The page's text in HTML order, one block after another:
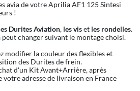
avia de votre Aprilia AF1 125 Sintesi
!
Durites Aviation, les viset les rondelles.
changer suivant le montage choisi.
modifier la couleur des flexibles et
des Durites de frein.
d'un Kit Avant+Arrière, après
adresse de livraison en France